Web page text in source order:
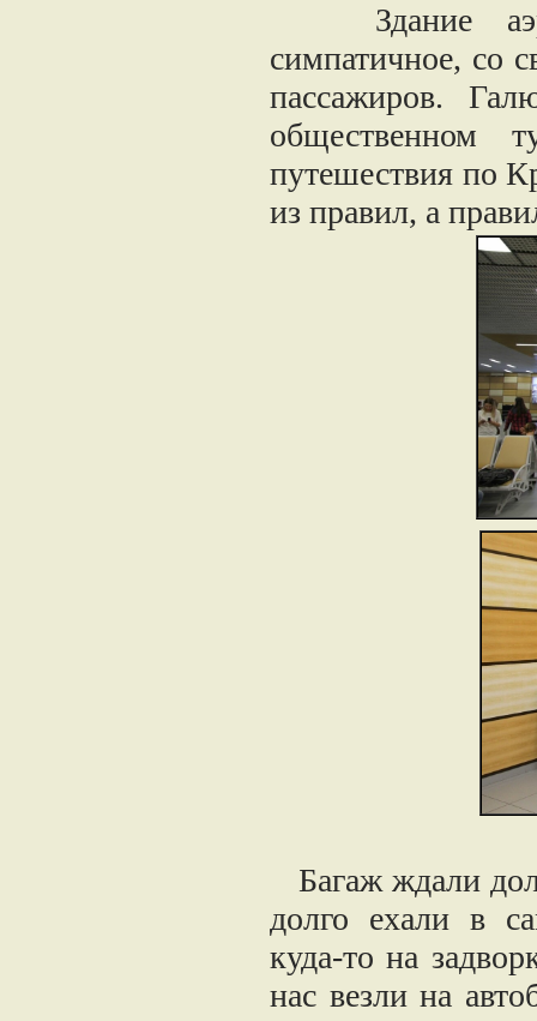
Здание
симпатичное, со
пассажиров.
общественном
путешествия по
из правил, а
Багаж ждали
долго ехали в
куда-то на
нас везли на